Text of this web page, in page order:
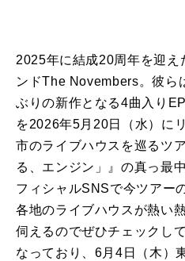
2025年に結成20周年を迎
ンドThe Novembers。彼ら
ぶりの新作となる4曲入り
を2026年5月20日（水）に
市のライブハウスを巡るツ
る、エンジン」』の真っ最
フィシャルSNSで今ツアー
各地のライブハウスが熱い
伺えるのでぜひチェックし
なっており、6月4日（木）